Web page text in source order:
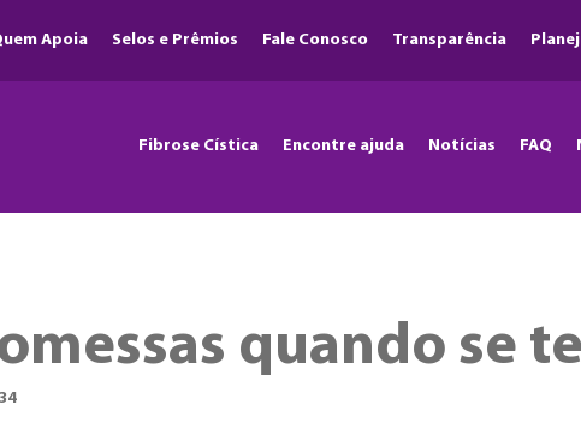
Apoia Selos e Prêmios Fale Conosco Transparência
Fibrose Cística Encontre ajuda Notícias FAQ
quando se